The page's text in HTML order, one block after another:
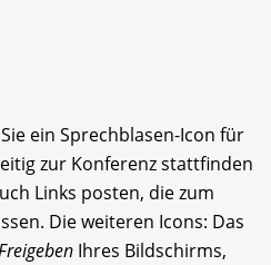
ein Sprechblasen-Icon für
zur Konferenz stattfinden
Links posten, die zum
Die weiteren Icons: Das
Ihres Bildschirms,